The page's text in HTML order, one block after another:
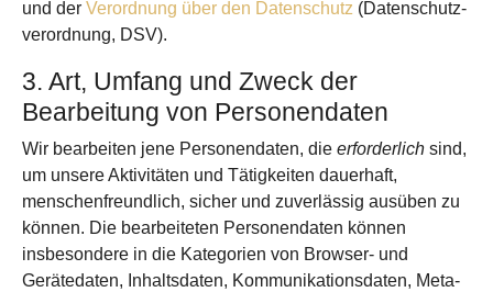
und der Verordnung über den Daten­schutz (Daten­schutz­
verordnung, DSV).
3. Art, Umfang und Zweck der
Bearbeitung von Personen­daten
Wir bearbeiten jene Personen­daten, die erforderlich sind,
um unsere Aktivitäten und Tätig­keiten dauerhaft,
menschen­freundlich, sicher und zuverlässig ausüben zu
können. Die bearbeiteten Personen­daten können
insbesondere in die Kategorien von Browser- und
Gerätedaten, Inhalts­daten, Kommuni­kations­daten, Meta­